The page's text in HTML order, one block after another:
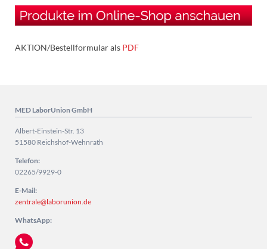
AKTION/Bestellformular als PDF
MED LaborUnion GmbH
Albert-Einstein-Str. 13
51580 Reichshof-Wehnrath
Telefon:
02265/9929-0
E-Mail:
zentrale@laborunion.de
WhatsApp: